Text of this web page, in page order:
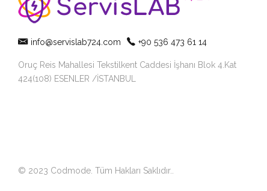
info@servislab724.com +90 536 473 61 14
Oruç Reis Mahallesi Tekstilkent Caddesi İşhanı Blok 4.Kat
424(108) ESENLER /İSTANBUL
© 2023 Codmode. Tüm Hakları Saklıdır.